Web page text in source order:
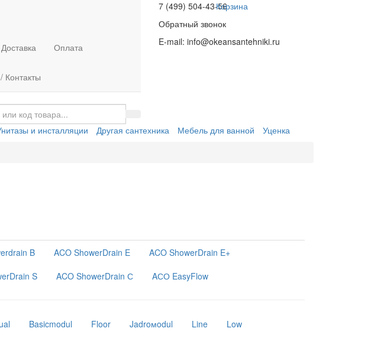
Корзина
Доставка Оплата
Контакты
7 (499) 504-43-56
Обратный звонок
E-mail: info@okeansantehniki.ru
и инсталляции Другая сантехника Мебель для ванной Уценка
B ACO ShowerDrain E
ACO ShowerDrain E+
S
ACO ShowerDrain С AСО EasyFlow
Basicmodul Floor Jadroмodul Line
Low